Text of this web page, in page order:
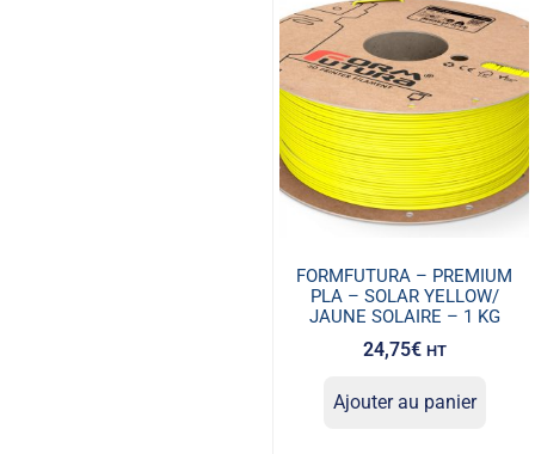
FORMFUTURA – PREMIUM
PLA – SOLAR YELLOW/
JAUNE SOLAIRE – 1 KG
24,75€ HT
Ajouter au panier